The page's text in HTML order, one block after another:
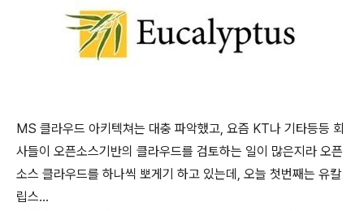
MS 클라우드 아키텍쳐는 대충 파악했고, 요즘 KT나 기타등등 회
사들이 오픈소스기반의 클라우드를 검토하는 일이 많은지라 오픈
소스 클라우드를 하나씩 뽀게기 하고 있는데, 오늘 첫번째는 유칼
립스...